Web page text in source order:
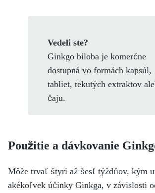
Vedeli ste?
Ginkgo biloba je komerčne
dostupná vo formách kapsúl,
tabliet, tekutých extraktov
čaju.
Použitie a dávkovanie
Môže trvať štyri až šesť týždňov, kým
akékoľvek účinky Ginkga, v závislosti